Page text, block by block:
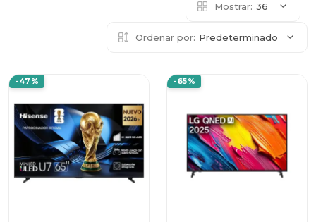
Mostrar: 36
Ordenar por: Predeterminado
-47% -65%